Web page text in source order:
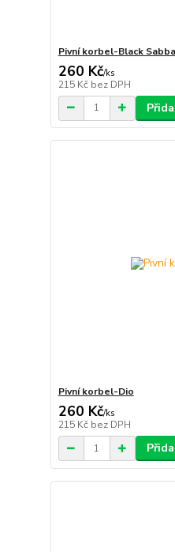
Pivní korbel-Black
260 Kč/ks
215 Kč bez DPH
Pivní korbel-Dio
260 Kč/ks
215 Kč bez DPH